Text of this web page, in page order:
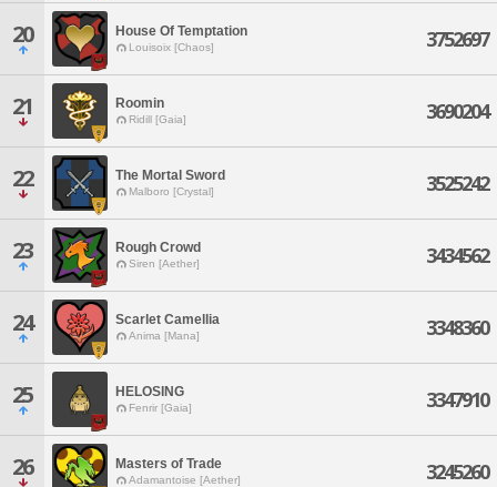
20 House Of Temptation
Louisoix [Chaos] 3752697
21 Roomin
Ridill [Gaia] 3690204
22 The Mortal Sword
Malboro [Crystal] 3525242
23 Rough Crowd
Siren [Aether] 3434562
24 Scarlet Camellia
Anima [Mana] 3348360
25 HELOSING
Fenrir [Gaia] 3347910
26 Masters of Trade
Adamantoise [Aether] 3245260